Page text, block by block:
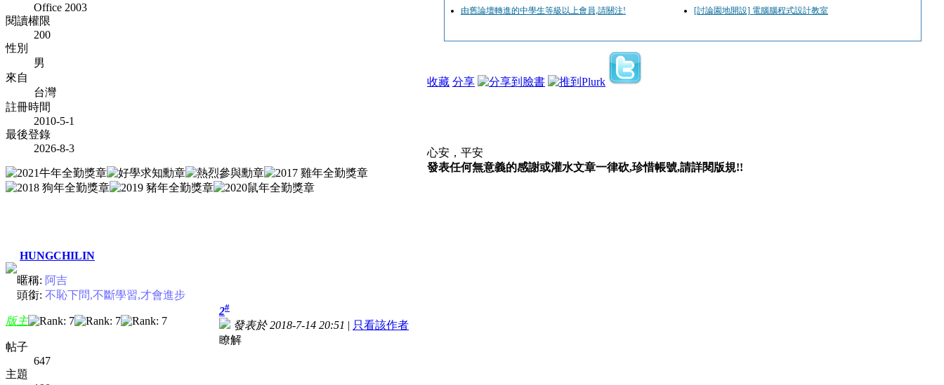
Office 2003
閱讀權限
200
性別
男
來自
台灣
註冊時間
2010-5-1
最後登錄
2026-8-3
由舊論壇轉進的中學生等級以上會員,請關注!
[討論園地開設] 電腦腦程式設計教室
收藏 分享
心安，平安
發表任何無意義的感謝或灌水文章一律砍,珍惜帳號,請詳閱版規!!
HUNGCHILIN
暱稱: 阿吉
頭銜: 不恥下問,不斷學習,才會進步
版主
帖子
647
主題
2#
發表於 2018-7-14 20:51 | 只看該作者
瞭解